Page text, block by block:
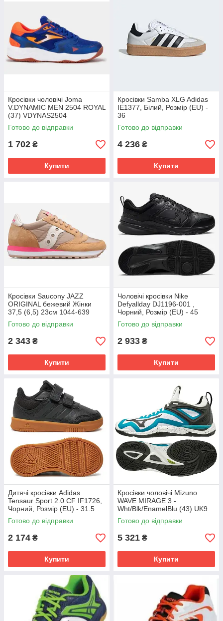
Кросівки чоловічі Joma
V.DYNAMIC MEN 2504 ROYAL
(37) VDYNAS2504
Готово до відправки
1 702 ₴
Купити
Кросівки Samba XLG Adidas
IE1377, Білий, Розмір (EU) -
36
Готово до відправки
4 236 ₴
Купити
Кросівки Saucony JAZZ
ORIGINAL бежевий Жінки
37,5 (6,5) 23см 1044-639
Готово до відправки
2 343 ₴
Купити
Чоловічі кросівки Nike
Defyallday DJ1196-001 ,
Чорний, Розмір (EU) - 45
Готово до відправки
2 933 ₴
Купити
Дитячі кросівки Adidas
Tensaur Sport 2.0 CF IF1726,
Чорний, Розмір (EU) - 31.5
Готово до відправки
2 174 ₴
Купити
Кросівки чоловічі Mizuno
WAVE MIRAGE 3 -
Wht/Blk/EnamelBlu (43) UK9
X1GA1950-85
Готово до відправки
5 321 ₴
Купити